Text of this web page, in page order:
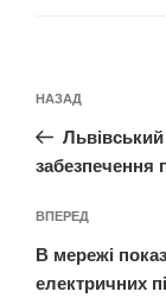
записів
Попередній
запис:
НАЗАД
забезпечення
Наступний
запис
ВПЕРЕД
В мережі
електричних